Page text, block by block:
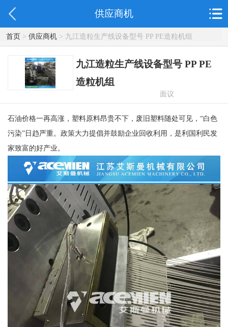
供应商机
首页> 供应商机> 九江造粒生产线设备型号 PP PE造粒机组
九江造粒生产线设备型号 PP PE
造粒机组
面议
石油价格一再高涨，塑料原料昂贵不下，废旧塑料随处可见，“白色
污染”日趋严重。政策大力提倡并鼓励企业回收利用，是利国利民发
家致富的好产业。